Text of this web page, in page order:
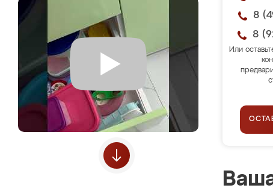
8
8
Или